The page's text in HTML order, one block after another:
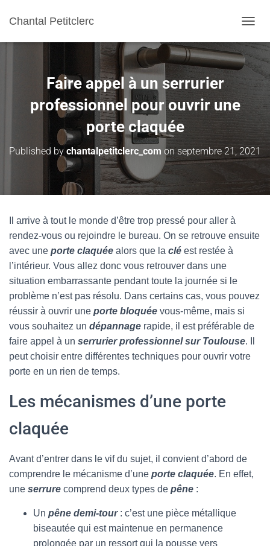
Chantal Petitclerc
Faire appel à un serrurier
professionnel pour ouvrir une
porte claquée
Published by chantalpetitclerc_com on septembre 21, 2021
Il arrive à tout le monde d’être trop pressé pour aller à
rendez-vous ou rejoindre le bureau. On se retrouve ensuite
avec une porte claquée alors que la clé est restée à
l’intérieur. Vous allez donc vous retrouver dans une
situation embarrassante pendant toute la journée si le
problème n’est pas résolu. Dans certains cas, vous pouvez
réussir à ouvrir une porte bloquée vous-même, mais si
vous souhaitez un dépannage rapide, il est préférable de
faire appel à un serrurier professionnel sur Toulouse. Il
peut choisir entre différentes techniques pour ouvrir votre
porte en un rien de temps.
Les mécanismes d’une porte
claquée
Avant d’entrer dans le vif du sujet, il convient d’abord de
comprendre le mécanisme d’une porte claquée. En effet,
une serrure comprend deux types de pêne :
Un pêne demi-tour: c’est une pièce métallique
biseautée qui est maintenue en permanence
prolongée par un ressort qui la pousse vers